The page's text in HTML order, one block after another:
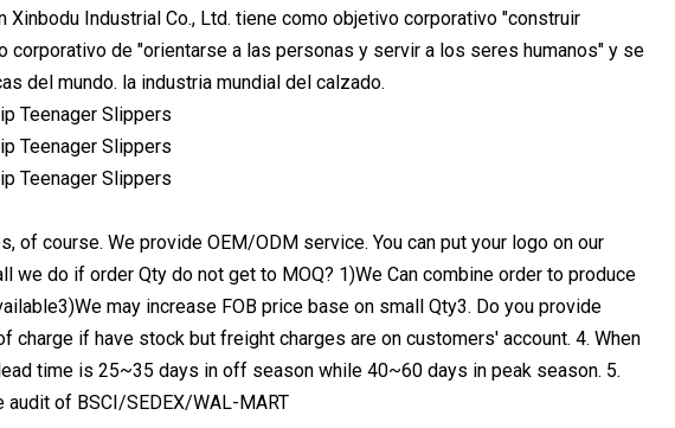
Industrial Co., Ltd. tiene como objetivo corporativo "construir
de "orientarse a las personas y servir a los seres humanos" y se
del mundo. la industria mundial del calzado.
of course. We provide OEM/ODM service. You can put your logo on our
do if order Qty do not get to MOQ? 1)We Can combine order to produce
may increase FOB price base on small Qty3. Do you provide
if have stock but freight charges are on customers' account. 4. When
time is 25~35 days in off season while 40~60 days in peak season. 5.
of BSCI/SEDEX/WAL-MART